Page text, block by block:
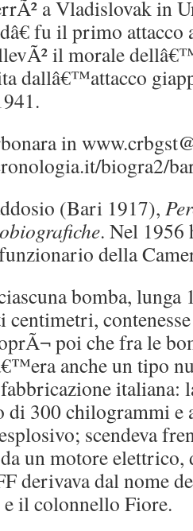
a Vladislovak in
fu il primo attacco
il morale
dallâ€™attacco
in
biogra2/
(Bari 1917),
. Nel 1956
della
bomba,
centimetri,
poi che fra le
anche un tipo
italiana:
di 300 chilogrammi e
scendeva
un motore elettrico,
derivava dal nome
il colonnello Fiore.